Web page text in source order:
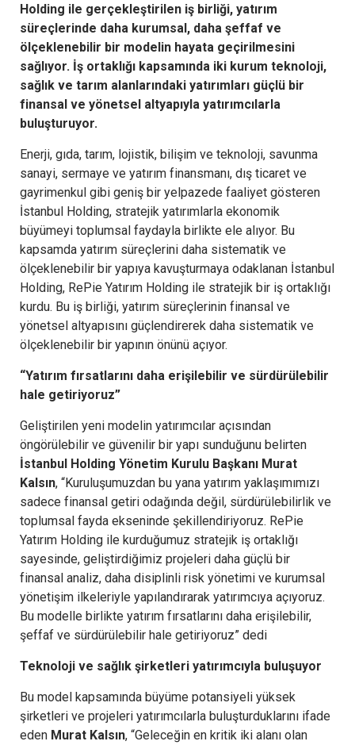
Holding ile gerçekleştirilen iş birliği, yatırım
süreçlerinde daha kurumsal, daha şeffaf ve
ölçeklenebilir bir modelin hayata geçirilmesini
sağlıyor. İş ortaklığı kapsamında iki kurum teknoloji,
sağlık ve tarım alanlarındaki yatırımları güçlü bir
finansal ve yönetsel altyapıyla yatırımcılarla
buluşturuyor.
Enerji, gıda, tarım, lojistik, bilişim ve teknoloji, savunma
sanayi, sermaye ve yatırım finansmanı, dış ticaret ve
gayrimenkul gibi geniş bir yelpazede faaliyet gösteren
İstanbul Holding, stratejik yatırımlarla ekonomik
büyümeyi toplumsal faydayla birlikte ele alıyor. Bu
kapsamda yatırım süreçlerini daha sistematik ve
ölçeklenebilir bir yapıya kavuşturmaya odaklanan İstanbul
Holding, RePie Yatırım Holding ile stratejik bir iş ortaklığı
kurdu. Bu iş birliği, yatırım süreçlerinin finansal ve
yönetsel altyapısını güçlendirerek daha sistematik ve
ölçeklenebilir bir yapının önünü açıyor.
“Yatırım fırsatlarını daha erişilebilir ve sürdürülebilir
hale getiriyoruz”
Geliştirilen yeni modelin yatırımcılar açısından
öngörülebilir ve güvenilir bir yapı sunduğunu belirten
İstanbul Holding Yönetim Kurulu Başkanı Murat
Kalsın, “Kuruluşumuzdan bu yana yatırım yaklaşımımızı
sadece finansal getiri odağında değil, sürdürülebilirlik ve
toplumsal fayda ekseninde şekillendiriyoruz. RePie
Yatırım Holding ile kurduğumuz stratejik iş ortaklığı
sayesinde, geliştirdiğimiz projeleri daha güçlü bir
finansal analiz, daha disiplinli risk yönetimi ve kurumsal
yönetişim ilkeleriyle yapılandırarak yatırımcıya açıyoruz.
Bu modelle birlikte yatırım fırsatlarını daha erişilebilir,
şeffaf ve sürdürülebilir hale getiriyoruz” dedi
Teknoloji ve sağlık şirketleri yatırımcıyla buluşuyor
Bu model kapsamında büyüme potansiyeli yüksek
şirketleri ve projeleri yatırımcılarla buluşturduklarını ifade
eden Murat Kalsın, “Geleceğin en kritik iki alanı olan